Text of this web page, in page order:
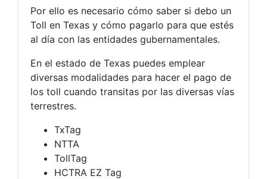
Por ello es necesario cómo saber si debo un
Toll en Texas y cómo pagarlo para que estés
al día con las entidades gubernamentales.
En el estado de Texas puedes emplear
diversas modalidades para hacer el pago de
los toll cuando transitas por las diversas vías
terrestres.
TxTag
NTTA
TollTag
HCTRA EZ Tag